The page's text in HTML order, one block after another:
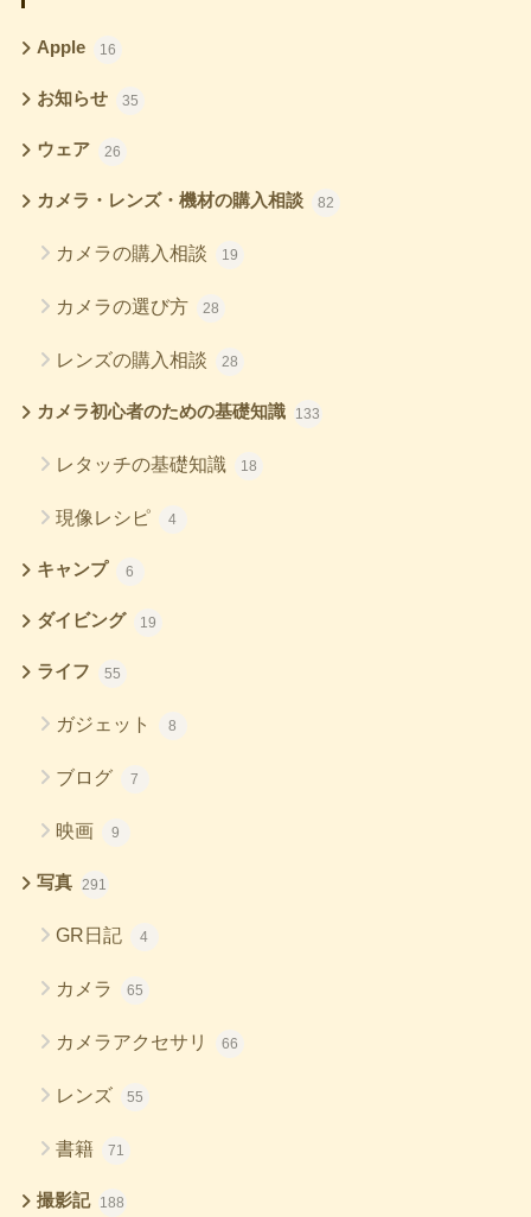
Apple 16
お知らせ 35
ウェア 26
カメラ・レンズ・機材の購入相談 82
カメラの購入相談 19
カメラの選び方 28
レンズの購入相談 28
カメラ初心者のための基礎知識 133
レタッチの基礎知識 18
現像レシピ 4
キャンプ 6
ダイビング 19
ライフ 55
ガジェット 8
ブログ 7
映画 9
写真 291
GR日記 4
カメラ 65
カメラアクセサリ 66
レンズ 55
書籍 71
撮影記 188